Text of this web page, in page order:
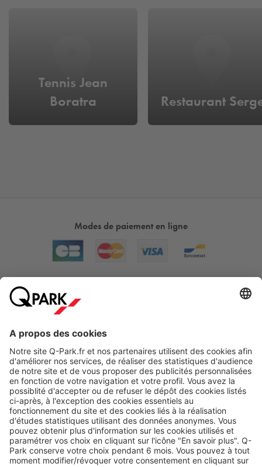
Tennis Jean
Boratra
Restaurant
Modes de paiement en ligne
Nos produits
Nos services